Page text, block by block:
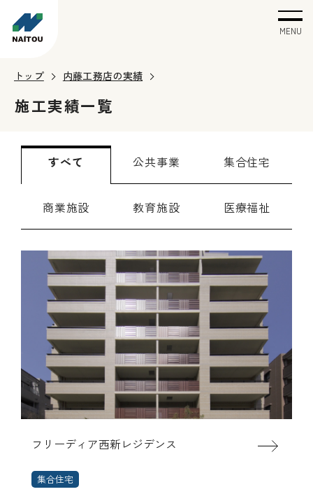
MENU
トップ 内藤工務店の実績
施工実績一覧
すべて 公共事業 集合住宅
商業施設 教育施設 医療福祉
フリーディア西新レジデンス
集合住宅